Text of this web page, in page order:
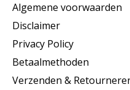
Algemene voorwaarden
Disclaimer
Privacy Policy
Betaalmethoden
Verzenden &